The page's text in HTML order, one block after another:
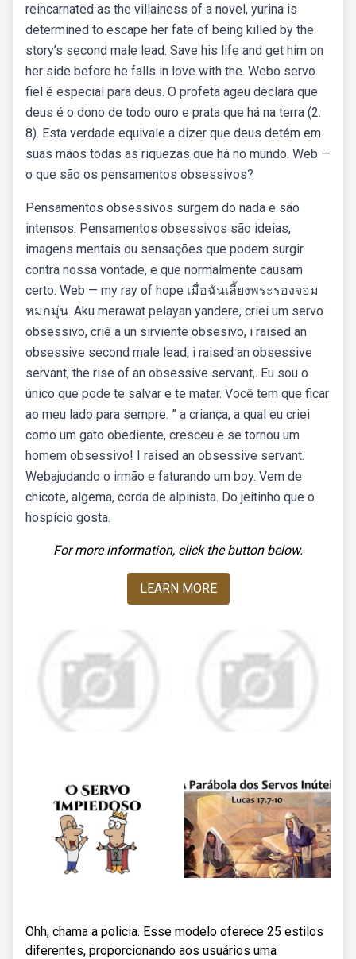
reincarnated as the villainess of a novel, yurina is
determined to escape her fate of being killed by the
story’s second male lead. Save his life and get him on
her side before he falls in love with the. Webo servo
fiel é especial para deus. O profeta ageu declara que
deus é o dono de todo ouro e prata que há na terra (2.
8). Esta verdade equivale a dizer que deus detém em
suas mãos todas as riquezas que há no mundo. Web —
o que são os pensamentos obsessivos?
Pensamentos obsessivos surgem do nada e são
intensos. Pensamentos obsessivos são ideias,
imagens mentais ou sensações que podem surgir
contra nossa vontade, e que normalmente causam
certo. Web — my ray of hope เมื่อฉันเลี้ยงพระรองจอม
หมกมุ่น. Aku merawat pelayan yandere, criei um servo
obsessivo, crié a un sirviente obsesivo, i raised an
obsessive second male lead, i raised an obsessive
servant, the rise of an obsessive servant,. Eu sou o
único que pode te salvar e te matar. Você tem que ficar
ao meu lado para sempre. ” a criança, a qual eu criei
como um gato obediente, cresceu e se tornou um
homem obsessivo! I raised an obsessive servant.
Webajudando o irmão e faturando um boy. Vem de
chicote, algema, corda de alpinista. Do jeitinho que o
hospício gosta.
For more information, click the button below.
LEARN MORE
Ohh, chama a policia. Esse modelo oferece 25 estilos
diferentes, proporcionando aos usuários uma